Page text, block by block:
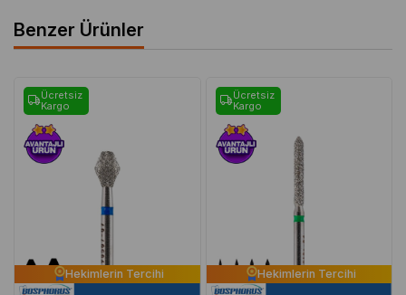
Benzer Ürünler
Hekimlerin Tercihi
Ücretsiz
Kargo
Hekimlerin Tercihi
Ücretsiz
Kargo